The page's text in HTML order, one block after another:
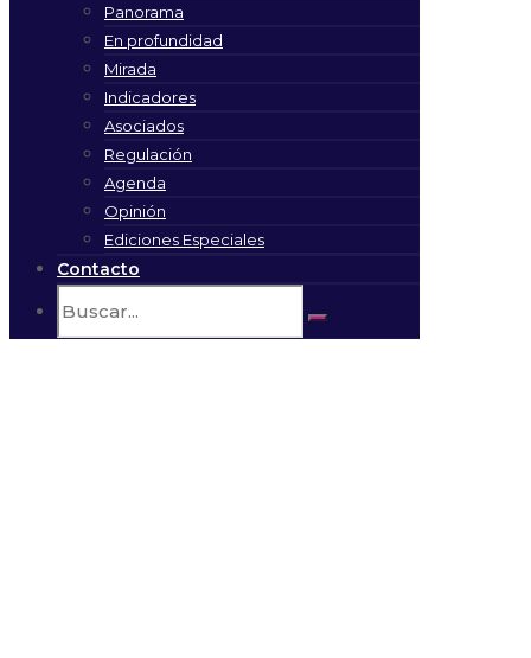
Panorama
En profundidad
Mirada
Indicadores
Asociados
Regulación
Agenda
Opinión
Ediciones Especiales
Contacto